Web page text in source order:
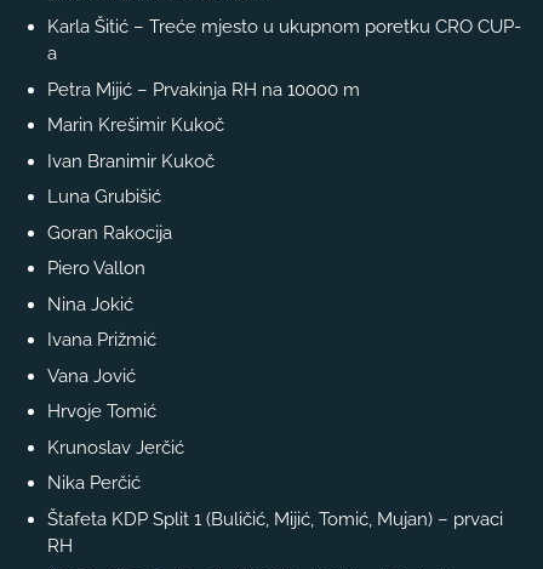
Karla Šitić – Treće mjesto u ukupnom poretku CRO CUP-
a
Petra Mijić – Prvakinja RH na 10000 m
Marin Krešimir Kukoč
Ivan Branimir Kukoč
Luna Grubišić
Goran Rakocija
Piero Vallon
Nina Jokić
Ivana Prižmić
Vana Jović
Hrvoje Tomić
Krunoslav Jerčić
Nika Perčić
Štafeta KDP Split 1 (Buličić, Mijić, Tomić, Mujan) – prvaci
RH